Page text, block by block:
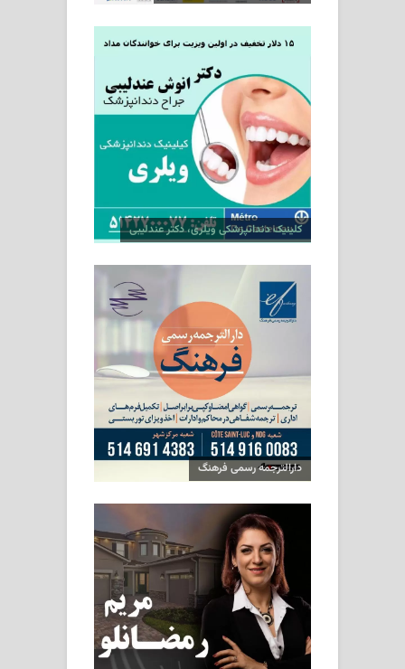
کلینیک دندانپزشکی ویلری، دکتر عندلیبی
دارالترجمه رسمی فرهنگ